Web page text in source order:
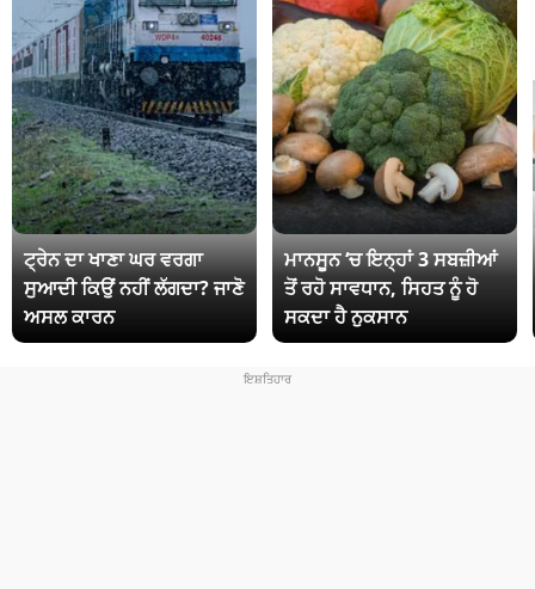
ਟ੍ਰੇਨ ਦਾ ਖਾਣਾ ਘਰ ਵਰਗਾ
ਸੁਆਦੀ ਕਿਉਂ ਨਹੀਂ ਲੱਗਦਾ? ਜਾਣੋ
ਅਸਲ ਕਾਰਨ
ਮਾਨਸੂਨ ‘ਚ ਇਨ੍ਹਾਂ 3 ਸਬਜ਼ੀਆਂ
ਤੋਂ ਰਹੋ ਸਾਵਧਾਨ, ਸਿਹਤ ਨੂੰ ਹੋ
ਸਕਦਾ ਹੈ ਨੁਕਸਾਨ